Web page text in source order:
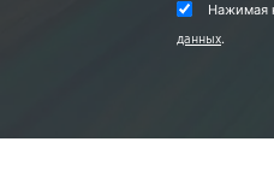
Нажимая
данных.